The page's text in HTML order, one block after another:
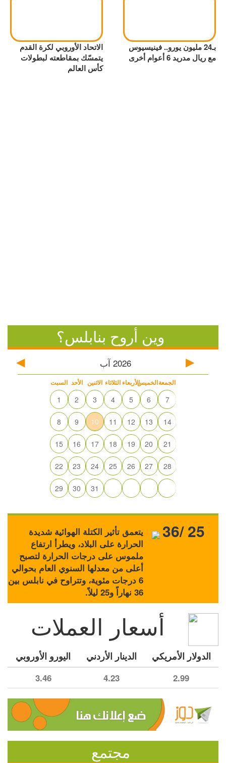
بـ24 مليون يورو.. فينيسيوس
مع ريال مدريد 6 أعوام أخرى
الاتحاد الأوروبي لكرة القدم
يتمسّك بمقاطعته لبطولات
كأس العالم
وين أروح بنابلس؟
2026 آب
السبت الأحد الاثنين الثلاثاء الأربعاءالخميسالجمعة
1 2 3 4 5 6 7
8 9 10 11 12 13 14
15 16 17 18 19 20 21
22 23 24 25 26 27 28
29 30 31
يتعمق تأثير الكتلة الهوائية شديدة
الحرارة على البلاد، ويطرأ ارتفاع
ملموس على درجات الحرارة لتصبح
أعلى من معدلها السنوي العام بحوالي
6 درجات مئوية، وتتراوح في نابلس بين
36 نهاراً و25 ليلاً.
36/ 25
أسعار العملات
الدولار الأمريكي الدينار الأردني اليورو الأوروبي
2.99
4.23
3.46
مجتمع